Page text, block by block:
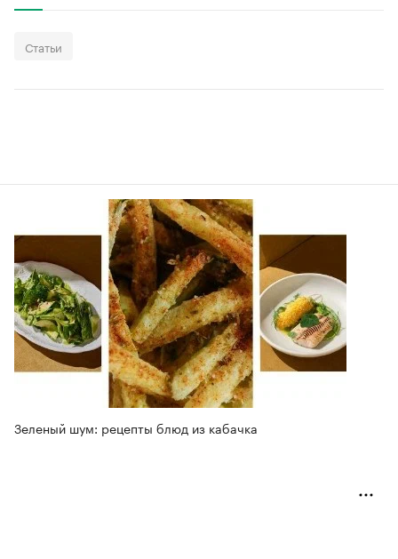
Статьи
Зеленый шум: рецепты блюд из кабачка